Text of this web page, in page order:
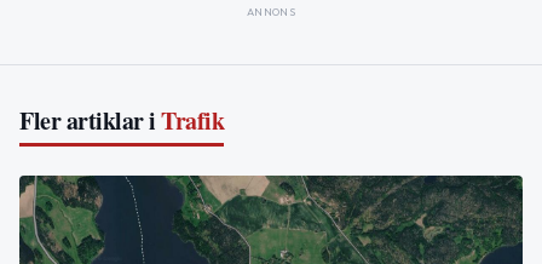
ANNONS
Fler artiklar iTrafik